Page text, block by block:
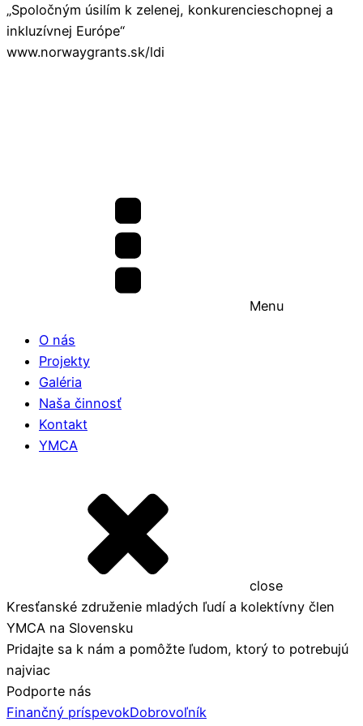
„Spoločným úsilím k zelenej, konkurencieschopnej a
inkluzívnej Európe“
www.norwaygrants.sk/ldi
Menu
O nás
Projekty
Galéria
Naša činnosť
Kontakt
YMCA
close
Kresťanské združenie mladých ľudí a kolektívny člen
YMCA na Slovensku
Pridajte sa k nám a pomôžte ľudom, ktorý to potrebujú
najviac
Podporte nás
Finančný príspevokDobrovoľník